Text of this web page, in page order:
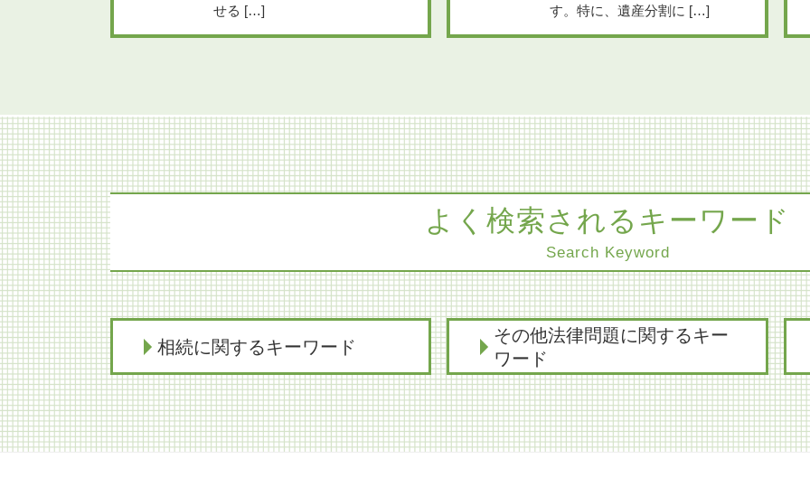
せる […]
す。特に、遺産分割に […]
よく検索されるキーワード
Search Keyword
相続に関するキーワード
遺留分 分割協議書
自筆 遺言
その他法律問題に関するキー
ワード
レーシック 失敗 失明
医療過誤 弁護士 協力医